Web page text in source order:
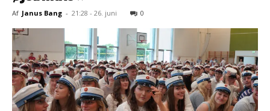
Af Janus Bang - 21:28 - 26. juni 0